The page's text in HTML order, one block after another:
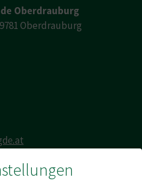
Oberdrauburg
Oberdrauburg